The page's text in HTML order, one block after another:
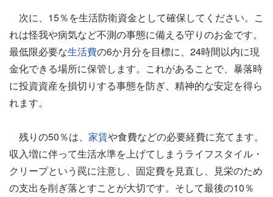
次に、15％を生活防衛資金として確保してください。こ
れは怪我や病気など不測の事態に備える守りのお金です。
最低限必要な生活費の6か月分を目標に、24時間以内に現
金化できる場所に保管します。これがあることで、暴落時
に投資資産を損切りする事態を防ぎ、精神的な安定を得ら
れます。
残りの50％は、 家賃や食費などの必要経費に充てます。
収入増に伴って生活水準を上げてしまうライフスタイル・
クリープという罠に注意し、固定費を見直し、見栄のため
の支出を削ぎ落とすことが大切です。そして最後の10％